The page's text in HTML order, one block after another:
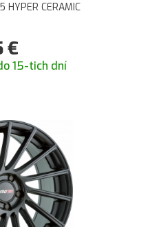
HYPER CERAMIC
€
15-tich dní